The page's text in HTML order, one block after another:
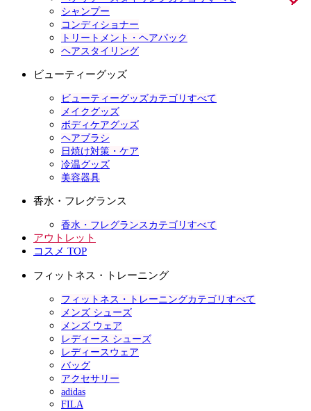
シャンプー
コンディショナー
トリートメント・ヘアパック
ヘアスタイリング
ビューティーグッズ
ビューティーグッズカテゴリすべて
メイクグッズ
ボディケアグッズ
ヘアブラシ
日焼け対策・ケア
冷温グッズ
美容器具
香水・フレグランス
香水・フレグランスカテゴリすべて
アウトレット
コスメ TOP
フィットネス・トレーニング
フィットネス・トレーニングカテゴリすべて
メンズ シューズ
メンズ ウェア
レディース シューズ
レディースウェア
バッグ
アクセサリー
adidas
FILA